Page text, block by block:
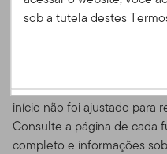
8:30 às 17:00 (EST)
800-239-3894 (ligação
888-485-5448 (ligação
727-299-5042
E-mail
um fundo anterior com um
foram transferidos para o
desempenho devem ser
ilustrativos, uma vez que o
início não foi ajustado para
Consulte a página de cada
completo e informações
sob a tutela destes
concordar com os
permissão para acessar
Aceitação
Uso e suas
Esse Contrato de